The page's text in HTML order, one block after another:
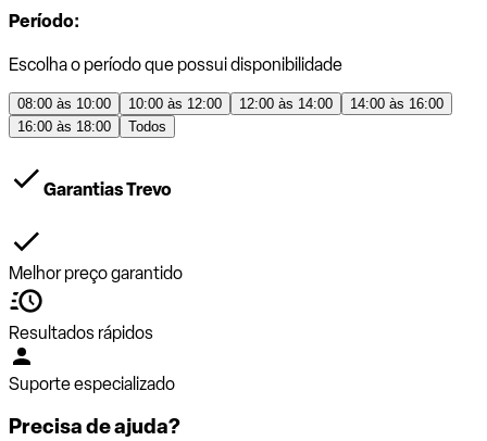
Período:
Escolha o período que possui disponibilidade
08:00 às 10:00 10:00 às 12:00 12:00 às 14:00
14:00 às 16:00
16:00 às 18:00
Todos
Garantias Trevo
Melhor preço garantido
Resultados rápidos
Suporte especializado
Precisa de ajuda?